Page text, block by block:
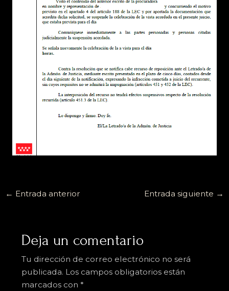
← Entrada anterior Entrada siguiente →
Deja un comentario
Tu dirección de correo electrónico no será
publicada. Los campos obligatorios están
marcados con *